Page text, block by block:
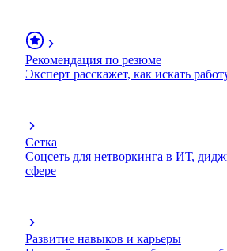
Рекомендация по резюме
Эксперт расскажет, как искать
Сетка
Соцсеть для нетворкинга в ИТ,
сфере
Развитие навыков и карьеры